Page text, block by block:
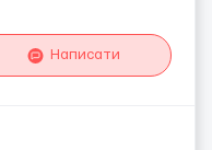
Написати